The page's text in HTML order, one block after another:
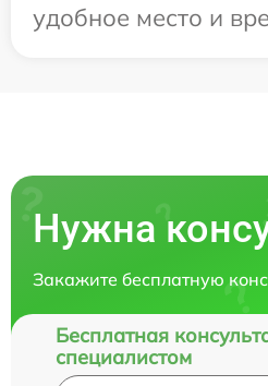
удобное место и
Нужна
Закажите бесплатную
Бесплатная
специалистом